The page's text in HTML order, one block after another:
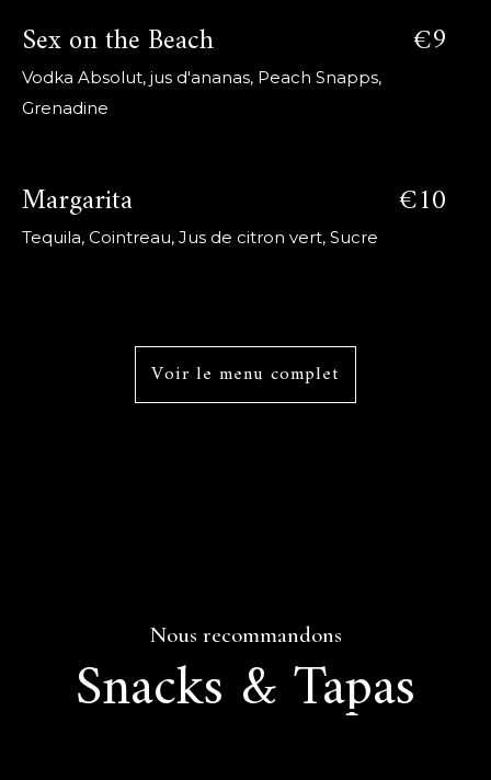
Sex on the Beach €9
Vodka Absolut, jus d'ananas, Peach Snapps,
Grenadine
Margarita €10
Tequila, Cointreau, Jus de citron vert, Sucre
Voir le menu complet
Nous recommandons
Snacks & Tapas